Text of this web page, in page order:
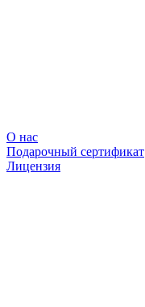
О нас
Подарочный сертификат
Лицензия